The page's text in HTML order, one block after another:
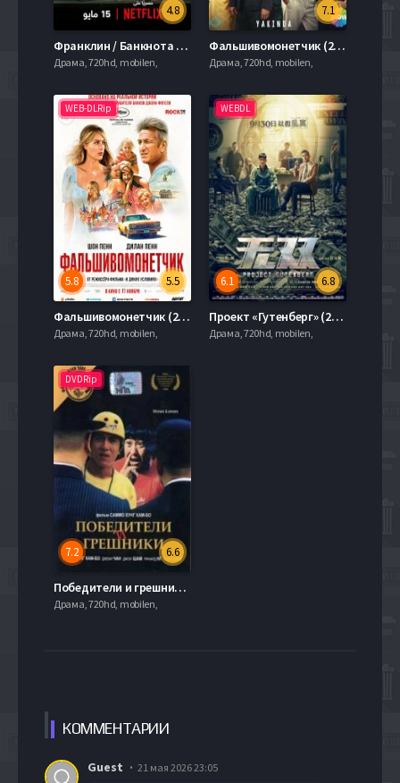
4.8
Франклин / Банкнота (2025)
Драма, 720hd, mobilen,
7.1
Фальшивомонетчик (2024)
Драма, 720hd, mobilen,
WEB-DLRip
5.5
5.8
Фальшивомонетчик (2021)
Драма, 720hd, mobilen,
WEBDL
6.8
6.1
Проект «Гутенберг» (2018)
Драма, 720hd, mobilen,
DVDRip
6.6
7.2
Победители и грешники (1983)
Драма, 720hd, mobilen,
КОММЕНТАРИИ
Guest 21 мая 2026 23:05